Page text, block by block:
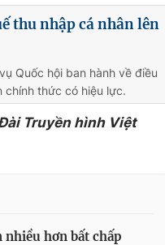
thu nhập cá nhân lên
Quốc hội ban hành về điều
chính thức có hiệu lực.
Truyền hình Việt
nhiều hơn bất chấp